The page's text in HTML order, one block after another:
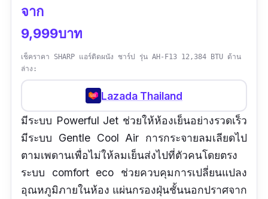
จาก
9,999บาท
เช็คราคา SHARP แอร์ติดผนัง ชาร์ป รุ่น AH-F13 12,384 BTU ด้าน
ล่าง:
Lazada Thailand
มีระบบ Powerful Jet ช่วยให้ห้องเย็นอย่างรวดเร็ว
มีระบบ Gentle Cool Air การกระจายลมเลียดไป
ตามเพดานเพื่อไม่ให้ลมเย็นส่งไปที่ตัวคนโดยตรง
ระบบ comfort eco ช่วยควบคุมการเปลี่ยนแปลง
อุณหภูมิภายในห้อง แผ่นกรองฝุ่นชั้นนอกปราศจาก